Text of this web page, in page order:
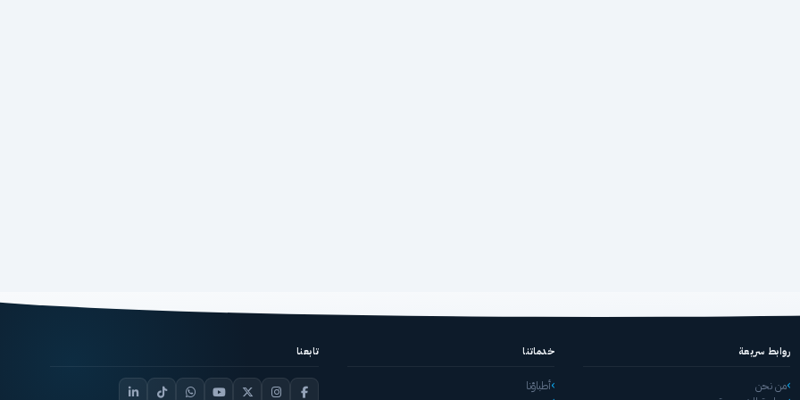
روابط سريعة
من نحن
خدماتنا
أطباؤنا
تابعنا